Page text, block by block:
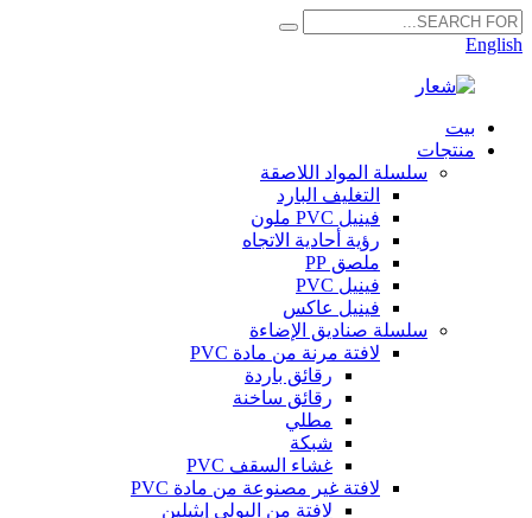
English
بيت
منتجات
سلسلة المواد اللاصقة
التغليف البارد
فينيل PVC ملون
رؤية أحادية الاتجاه
ملصق PP
فينيل PVC
فينيل عاكس
سلسلة صناديق الإضاءة
لافتة مرنة من مادة PVC
رقائق باردة
رقائق ساخنة
مطلي
شبكة
غشاء السقف PVC
لافتة غير مصنوعة من مادة PVC
لافتة من البولي إيثيلين